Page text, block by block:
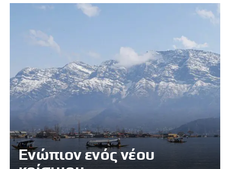
Eνώπιον ενός νέου